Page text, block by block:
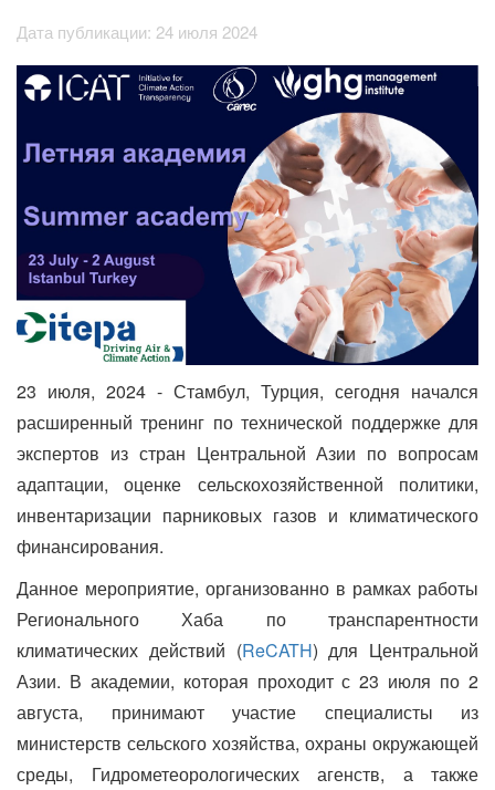
Дата публикации: 24 июля 2024
23 июля, 2024 - Стамбул, Турция, сегодня начался
расширенный тренинг по технической поддержке для
экспертов из стран Центральной Азии по вопросам
адаптации, оценке сельскохозяйственной политики,
инвентаризации парниковых газов и климатического
финансирования.
Данное мероприятие, организованно в рамках работы
Регионального Хаба по транспарентности
климатических действий (ReCATH) для Центральной
Азии. В академии, которая проходит с 23 июля по 2
августа, принимают участие специалисты из
министерств сельского хозяйства, охраны окружающей
среды, Гидрометеорологических агенств, а также